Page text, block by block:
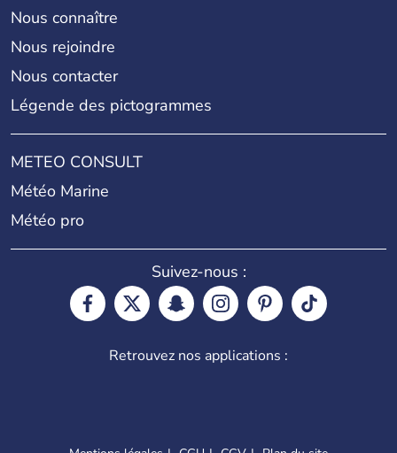
Nous connaître
Nous rejoindre
Nous contacter
Légende des pictogrammes
METEO CONSULT
Météo Marine
Météo pro
Suivez-nous :
Retrouvez nos applications :